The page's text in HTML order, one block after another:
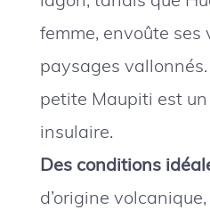
femme, envoûte ses
paysages
petite Maupiti est
insulaire.
Des conditions
d’origine